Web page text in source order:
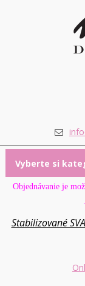
Vyberte si
Objednávanie je
Stabilizované